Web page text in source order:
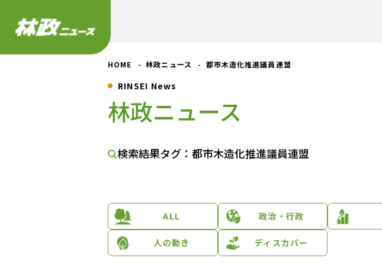
HOME 林政ニュース 都市木造化推進議員連盟
RINSEI News
林政ニュース
検索結果タグ：都市木造化推進議員連盟
ALL 政治・行政
人の動き ディスカバー